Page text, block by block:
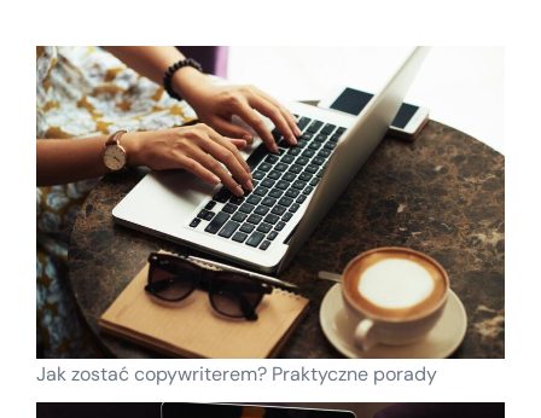
Jak zostać copywriterem? Praktyczne porady